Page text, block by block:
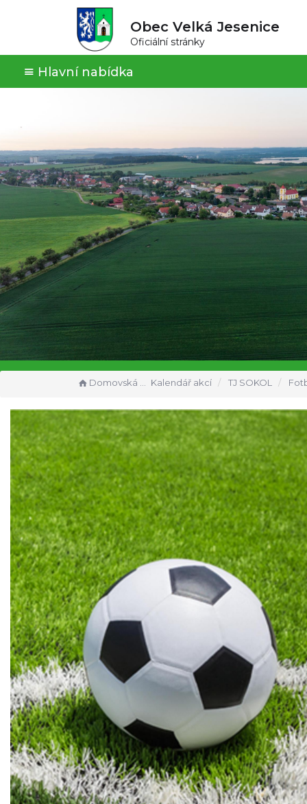
Obec Velká Jesenice
Oficiální stránky
Hlavní nabídka
Domovská stránka Kalendář akcí TJ SOKOL Fotbal muži